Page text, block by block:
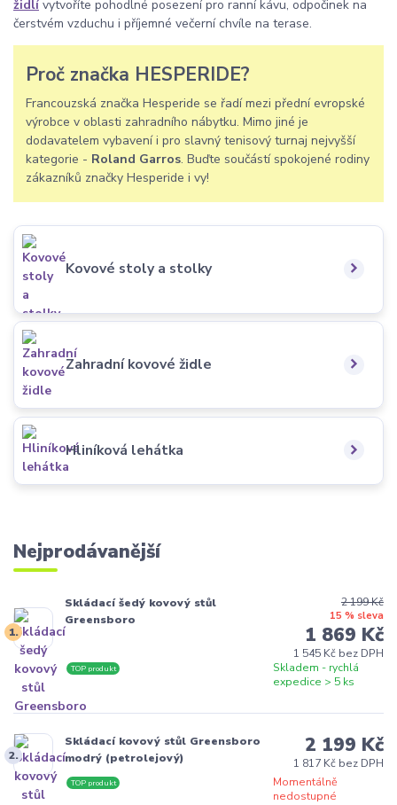
židlívytvoříte pohodlné posezení pro ranní kávu, odpočinek na
čerstvém vzduchu i příjemné večerní chvíle na terase.
Proč značka HESPERIDE?
Francouzská značka Hesperide se řadí mezi přední evropské
výrobce v oblasti zahradního nábytku. Mimo jiné je
dodavatelem vybavení i pro slavný tenisový turnaj nejvyšší
kategorie - Roland Garros. Buďte součástí spokojené rodiny
zákazníků značky Hesperide i vy!
Kovové stoly a stolky
Zahradní kovové židle
Hliníková lehátka
Nejprodávanější
1.
Skládací šedý kovový stůl
Greensboro
Skladem - rychlá
expedice > 5 ks
TOP produkt
2 199 Kč
15 % sleva
1 869 Kč
1 545 Kč bez DPH
2.
Skládací kovový stůl Greensboro
modrý (petrolejový)
Momentálně
nedostupné
TOP produkt
2 199 Kč
1 817 Kč bez DPH